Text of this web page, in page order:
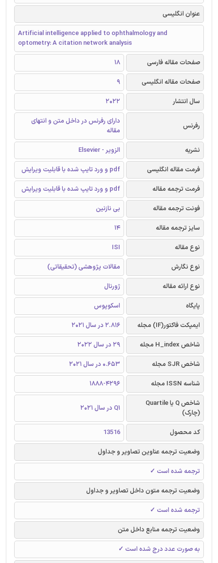
عنوان انگلیسی
Artificial intelligence applied to ophthalmology and
optometry: A citation network analysis
صفحات مقاله فارسی
18
صفحات مقاله انگلیسی
9
سال انتشار
2022
رفرنس
دارای رفرنس در داخل متن و انتهای
مقاله
نشریه
الزویر - Elsevier
فرمت مقاله انگلیسی
pdf و ورد تایپ شده با قابلیت ویرایش
فرمت ترجمه مقاله
pdf و ورد تایپ شده با قابلیت ویرایش
فونت ترجمه مقاله
بی نازنین
سایز ترجمه مقاله
14
نوع مقاله
ISI
نوع نگارش
مقالات پژوهشی (تحقیقاتی)
نوع ارائه مقاله
ژورنال
پایگاه
اسکوپوس
ایمپکت فاکتور(IF) مجله
2.816 در سال 2021
شاخص H_index مجله
29 در سال 2022
شاخص SJR مجله
0.653 در سال 2021
شناسه ISSN مجله
1888-4296
شاخص Q یا Quartile
(چارک)
Q1 در سال 2021
کد محصول
13516
وضعیت ترجمه عناوین تصاویر و جداول
ترجمه شده است ✓
وضعیت ترجمه متون داخل تصاویر و جداول
ترجمه شده است ✓
وضعیت ترجمه منابع داخل متن
به صورت عدد درج شده است ✓